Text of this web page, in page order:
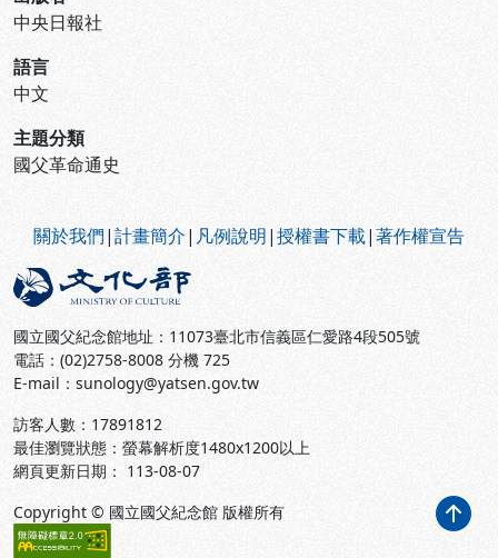
中央日報社
語言
中文
主題分類
國父革命通史
關於我們|計畫簡介| 凡例說明|授權書下載|著作權宣告
國立國父紀念館地址：11073臺北市信義區仁愛路4段505號
電話：(02)2758-8008 分機 725
E-mail：sunology@yatsen.gov.tw
訪客人數： 17891812
最佳瀏覽狀態：螢幕解析度1480x1200以上
網頁更新日期： 113-08-07
Copyright © 國立國父紀念館 版權所有